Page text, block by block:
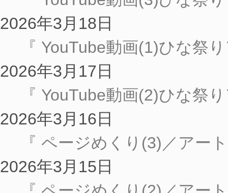
2026年3月18日
『 YouTube動画(1)ひな祭
2026年3月17日
『 YouTube動画(2)ひな祭
2026年3月16日
『 ページめくり(3)／アー
2026年3月15日